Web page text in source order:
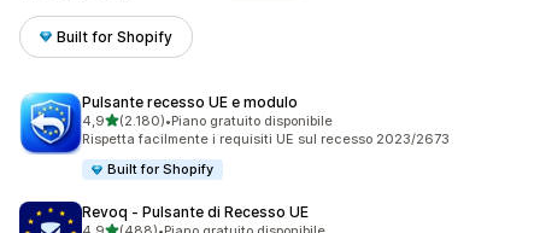
Built for Shopify
Pulsante recesso UE e modulo
4,9stelle su 5
(2.180)
2180 recensioni totali
•Piano gratuito disponibile
Rispetta facilmente i requisiti UE sul recesso 2023/2673
Built for Shopify
Revoq ‑ Pulsante di Recesso UE
stelle su 5